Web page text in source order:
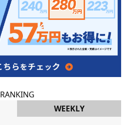
RANKING
WEEKLY